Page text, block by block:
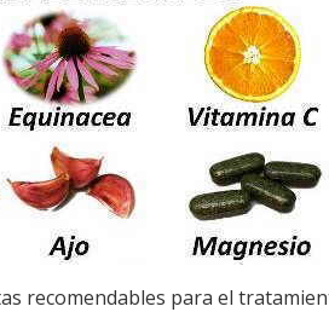
recomendables para el